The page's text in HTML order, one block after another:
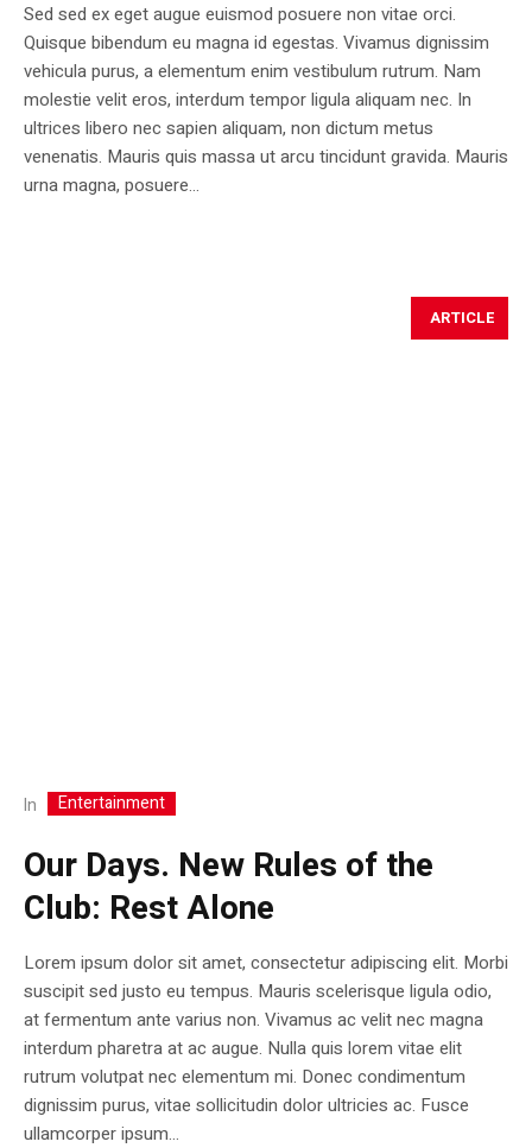
Sed sed ex eget augue euismod posuere non vitae orci.
Quisque bibendum eu magna id egestas. Vivamus dignissim
vehicula purus, a elementum enim vestibulum rutrum. Nam
molestie velit eros, interdum tempor ligula aliquam nec. In
ultrices libero nec sapien aliquam, non dictum metus
venenatis. Mauris quis massa ut arcu tincidunt gravida. Mauris
urna magna, posuere...
ARTICLE
In Entertainment
Our Days. New Rules of the
Club: Rest Alone
Lorem ipsum dolor sit amet, consectetur adipiscing elit. Morbi
suscipit sed justo eu tempus. Mauris scelerisque ligula odio,
at fermentum ante varius non. Vivamus ac velit nec magna
interdum pharetra at ac augue. Nulla quis lorem vitae elit
rutrum volutpat nec elementum mi. Donec condimentum
dignissim purus, vitae sollicitudin dolor ultricies ac. Fusce
ullamcorper ipsum...